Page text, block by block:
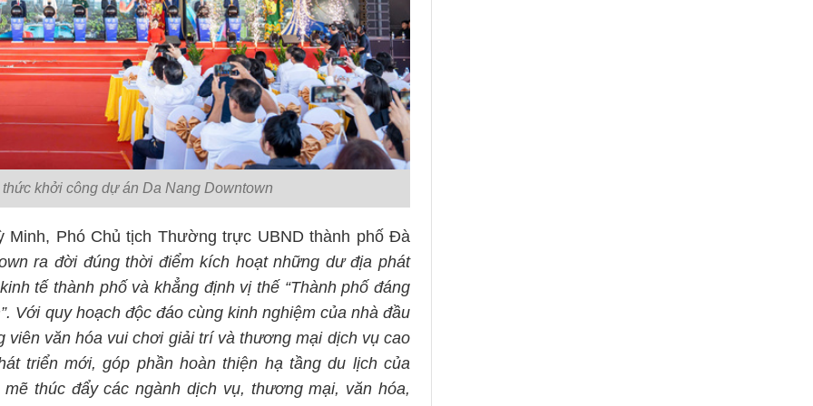
khởi công dự án Da Nang Downtown
Minh, Phó Chủ tịch Thường trực UBND thành phố Đà
ra đời đúng thời điểm kích hoạt những dư địa phát
tế thành phố và khẳng định vị thế “Thành phố đáng
Với quy hoạch độc đáo cùng kinh nghiệm của nhà đầu
văn hóa vui chơi giải trí và thương mại dịch vụ cao
triển mới, góp phần hoàn thiện hạ tầng du lịch của
thúc đẩy các ngành dịch vụ, thương mại, văn hóa,